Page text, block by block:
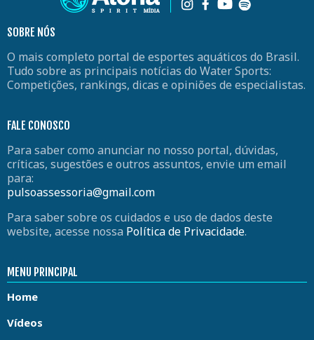
SOBRE NÓS
O mais completo portal de esportes aquáticos do Brasil.
Tudo sobre as principais notícias do Water Sports:
Competições, rankings, dicas e opiniões de especialistas.
FALE CONOSCO
Para saber como anunciar no nosso portal, dúvidas,
críticas, sugestões e outros assuntos, envie um email
para:
pulsoassessoria@gmail.com
Para saber sobre os cuidados e uso de dados deste
website, acesse nossa Política de Privacidade.
MENU PRINCIPAL
Home
Vídeos